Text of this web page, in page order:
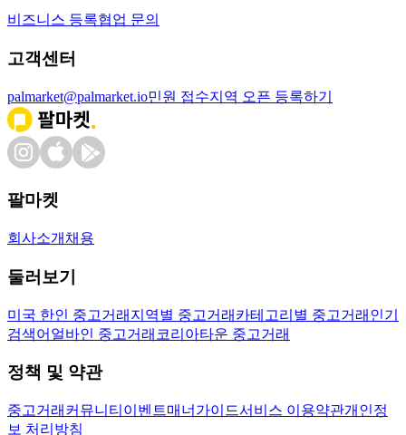
비즈니스 등록협업 문의
고객센터
palmarket@palmarket.io민원 접수지역 오픈 등록하기
팔마켓
회사소개 채용
둘러보기
미국 한인 중고거래 지역별 중고거래 카테고리별 중고거래 인기
검색어 얼바인 중고거래 코리아타운 중고거래
정책 및 약관
중고거래 커뮤니티 이벤트매너가이드서비스 이용약관개인정
보 처리방침